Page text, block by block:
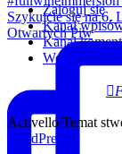
Szykujcie się na 6.
Otwartych Piw
Zaloguj się
Kanał
Kanał
WordPress.org
Activello Temat
WordPress